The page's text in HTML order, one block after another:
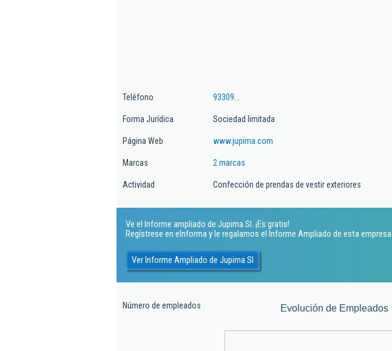
Teléfono 93309...
Forma Jurídica Sociedad limitada
Página Web www.jupima.com
Marcas 2 marcas
Actividad Confección de prendas de vestir exteriores
Ve el Informe ampliado de Jupima Sl. ¡Es gratis!
Regístrese en eInforma y le regalamos el Informe Ampliado de esta empresa
Ver Informe Ampliado de Jupima Sl
Número de empleados Evolución de Empleados